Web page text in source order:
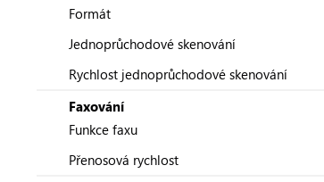
Formát
Jednoprůchodové skenování
Rychlost jednoprůchodové skenování
Faxování
Funkce faxu
Přenosová rychlost